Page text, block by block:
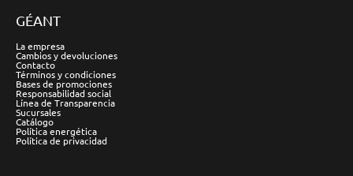
GÉANT
La empresa
Cambios y devoluciones
Contacto
Términos y condiciones
Bases de promociones
Responsabilidad social
Línea de Transparencia
Sucursales
Catálogo
Política energética
Política de privacidad